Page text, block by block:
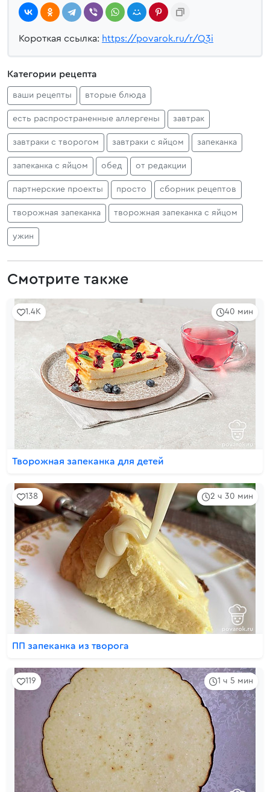
Короткая ссылка: https://povarok.ru/r/Q3i
Категории рецепта
ваши рецепты вторые блюда
есть распространенные аллергены завтрак
завтраки с творогом завтраки с яйцом запеканка
запеканка с яйцом обед от редакции
партнерские проекты просто сборник рецептов
творожная запеканка творожная запеканка с яйцом
ужин
Смотрите также
40 мин
1.4K
Творожная запеканка для детей
2 ч 30 мин
138
ПП запеканка из творога
1 ч 5 мин
119